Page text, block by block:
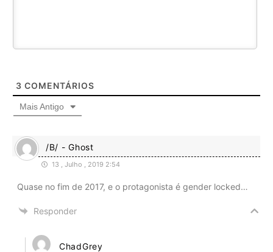
3 COMENTÁRIOS
Mais Antigo
/B/ - Ghost
13 , Julho , 2019 2:54
Quase no fim de 2017, e o protagonista é gender locked…
Responder
ChadGrey